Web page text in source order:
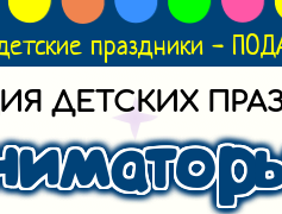
праздники -
ДЕТСКИХ